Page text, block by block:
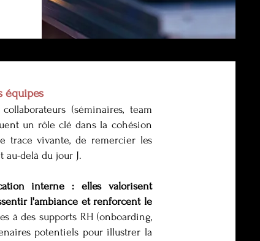
équipes
(séminaires, team
un rôle clé dans la cohésion
trace vivante, de remercier les
au-delà du jour J.
interne : elles valorisent
l'ambiance et renforcent le
à des supports RH (onboarding,
potentiels pour illustrer la